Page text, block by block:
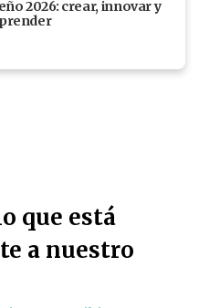
2026: crear, innovar y
que está
a nuestro